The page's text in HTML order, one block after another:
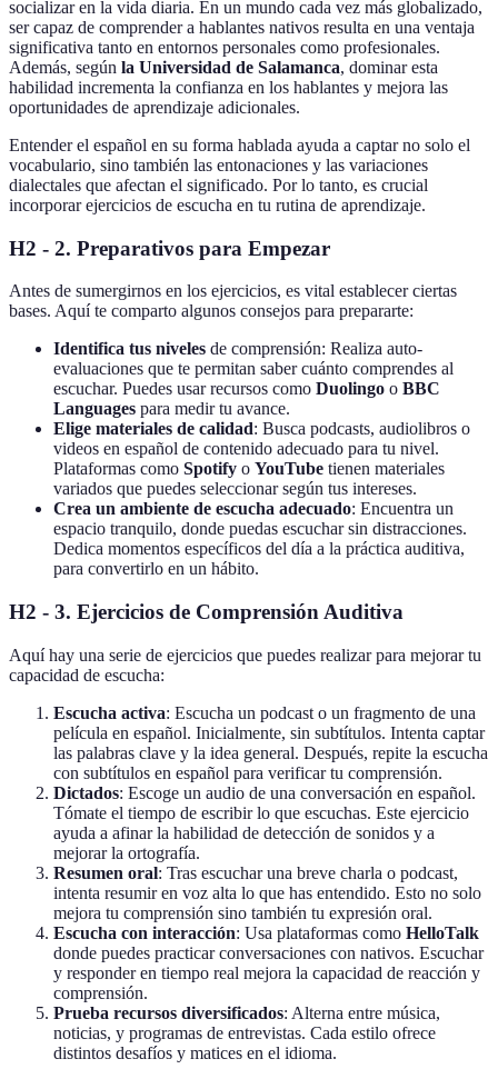
socializar en la vida diaria. En un mundo cada vez más globalizado,
ser capaz de comprender a hablantes nativos resulta en una ventaja
significativa tanto en entornos personales como profesionales.
Además, según la Universidad de Salamanca, dominar esta
habilidad incrementa la confianza en los hablantes y mejora las
oportunidades de aprendizaje adicionales.
Entender el español en su forma hablada ayuda a captar no solo el
vocabulario, sino también las entonaciones y las variaciones
dialectales que afectan el significado. Por lo tanto, es crucial
incorporar ejercicios de escucha en tu rutina de aprendizaje.
H2 - 2. Preparativos para Empezar
Antes de sumergirnos en los ejercicios, es vital establecer ciertas
bases. Aquí te comparto algunos consejos para prepararte:
Identifica tus niveles de comprensión: Realiza auto-
evaluaciones que te permitan saber cuánto comprendes al
escuchar. Puedes usar recursos como Duolingo o BBC
Languages para medir tu avance.
Elige materiales de calidad: Busca podcasts, audiolibros o
videos en español de contenido adecuado para tu nivel.
Plataformas como Spotify o YouTube tienen materiales
variados que puedes seleccionar según tus intereses.
Crea un ambiente de escucha adecuado: Encuentra un
espacio tranquilo, donde puedas escuchar sin distracciones.
Dedica momentos específicos del día a la práctica auditiva,
para convertirlo en un hábito.
H2 - 3. Ejercicios de Comprensión Auditiva
Aquí hay una serie de ejercicios que puedes realizar para mejorar tu
capacidad de escucha:
Escucha activa: Escucha un podcast o un fragmento de una
película en español. Inicialmente, sin subtítulos. Intenta captar
las palabras clave y la idea general. Después, repite la escucha
con subtítulos en español para verificar tu comprensión.
Dictados: Escoge un audio de una conversación en español.
Tómate el tiempo de escribir lo que escuchas. Este ejercicio
ayuda a afinar la habilidad de detección de sonidos y a
mejorar la ortografía.
Resumen oral: Tras escuchar una breve charla o podcast,
intenta resumir en voz alta lo que has entendido. Esto no solo
mejora tu comprensión sino también tu expresión oral.
Escucha con interacción: Usa plataformas como HelloTalk
donde puedes practicar conversaciones con nativos. Escuchar
y responder en tiempo real mejora la capacidad de reacción y
comprensión.
Prueba recursos diversificados: Alterna entre música,
noticias, y programas de entrevistas. Cada estilo ofrece
distintos desafíos y matices en el idioma.